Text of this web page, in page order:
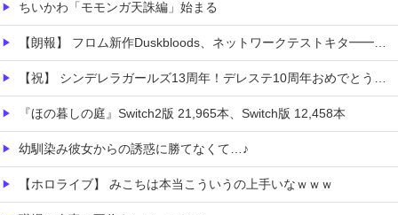
ちいかわ「モモンガ天誅編」始まる
【朗報】 フロム新作Duskbloods、ネットワークテストキタ━━━━(゜∀゜)━━━━!!
【祝】 シンデレラガールズ13周年！デレステ10周年おめでとう！ガチャ更新SSR八神マキノ・イベントSRイヴ、SR望月聖！
『ほの暮しの庭』Switch2版 21,965本、Switch版 12,458本
幼馴染み彼女からの誘惑に勝てなくて…♪
【ホロライブ】 みこちは本当こういうの上手いなｗｗｗ